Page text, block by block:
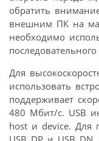
обратить
внешним ПК на
необходимо
Для
использовать
поддерживает
480 Мбит/c. USB
host и device. Для